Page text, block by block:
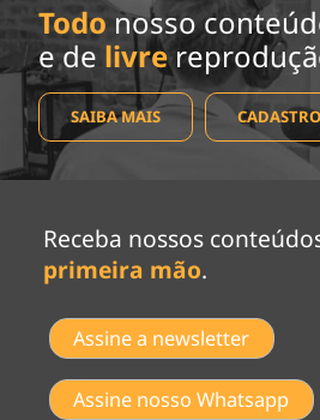
Todo nosso
e de livre
SAIBA MAIS
Receba nossos
primeira mão.
Assine a newsletter
Assine nosso Whatsapp